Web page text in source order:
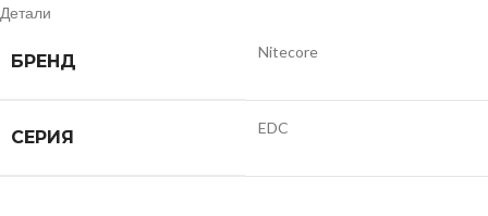
Детали
БРЕНД Nitecore
СЕРИЯ EDC